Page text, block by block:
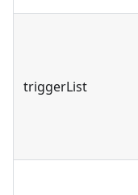
triggerList